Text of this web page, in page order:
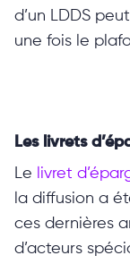
d’un LDDS
une fois le
Les livrets
Le
livret
la diffusion a
ces dernières
d’acteurs